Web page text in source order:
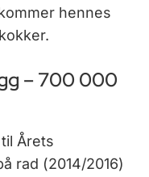
hennes
– 700 000
Årets
rad (2014/2016)